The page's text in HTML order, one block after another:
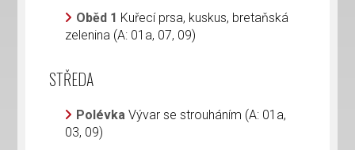
Oběd 1 Kuřecí prsa, kuskus, bretaňská
zelenina (A: 01a, 07, 09)
STŘEDA
PolévkaVývar se strouháním (A: 01a,
03, 09)